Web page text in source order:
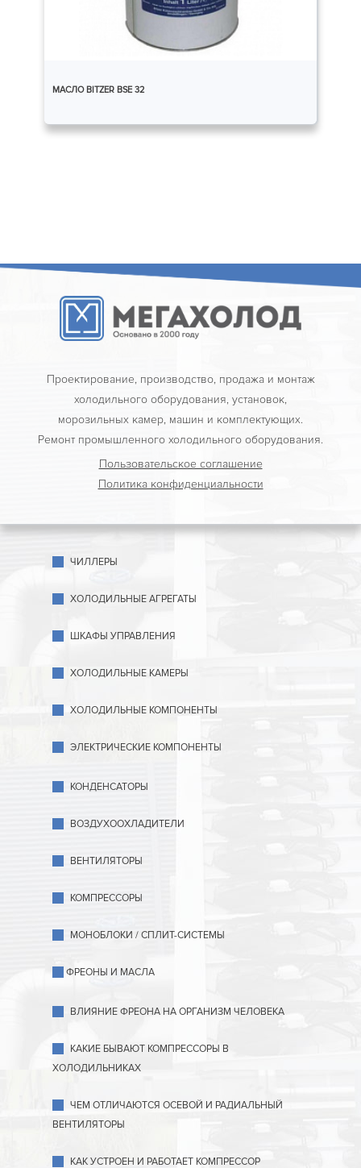
МАСЛО BITZER BSE 32
Проектирование, производство, продажа и монтаж
холодильного оборудования, установок,
морозильных камер, машин и комплектующих.
Ремонт промышленного холодильного оборудования.
Пользовательское соглашение
Политика конфиденциальности
ЧИЛЛЕРЫ
ХОЛОДИЛЬНЫЕ АГРЕГАТЫ
ШКАФЫ УПРАВЛЕНИЯ
ХОЛОДИЛЬНЫЕ КАМЕРЫ
ХОЛОДИЛЬНЫЕ КОМПОНЕНТЫ
ЭЛЕКТРИЧЕСКИЕ КОМПОНЕНТЫ
КОНДЕНСАТОРЫ
ВОЗДУХООХЛАДИТЕЛИ
ВЕНТИЛЯТОРЫ
КОМПРЕССОРЫ
МОНОБЛОКИ / СПЛИТ-СИСТЕМЫ
ФРЕОНЫ И МАСЛА
ВЛИЯНИЕ ФРЕОНА НА ОРГАНИЗМ ЧЕЛОВЕКА
КАКИЕ БЫВАЮТ КОМПРЕССОРЫ В
ХОЛОДИЛЬНИКАХ
ЧЕМ ОТЛИЧАЮТСЯ ОСЕВОЙ И РАДИАЛЬНЫЙ
ВЕНТИЛЯТОРЫ
КАК УСТРОЕН И РАБОТАЕТ КОМПРЕССОР